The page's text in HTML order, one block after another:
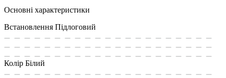
Основні характеристики
Встановлення Підлоговий
Колір Білий